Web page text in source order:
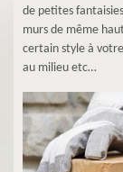
de petites
murs de même
certain style à
au milieu etc…